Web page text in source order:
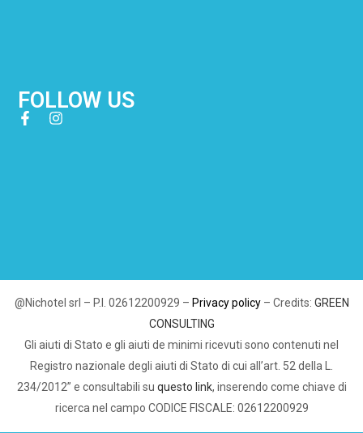
FOLLOW US
@Nichotel srl – P.I. 02612200929 – Privacy policy– Credits: GREEN
CONSULTING
Gli aiuti di Stato e gli aiuti de minimi ricevuti sono contenuti nel
Registro nazionale degli aiuti di Stato di cui all’art. 52 della L.
234/2012” e consultabili su questo link, inserendo come chiave di
ricerca nel campo CODICE FISCALE: 02612200929